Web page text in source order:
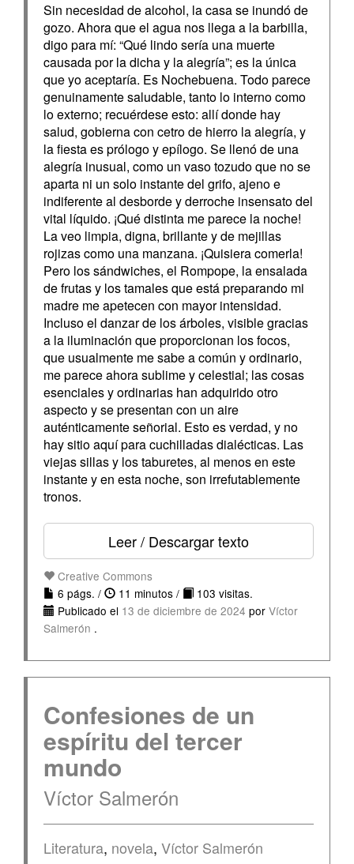
Sin necesidad de alcohol, la casa se inundó de
gozo. Ahora que el agua nos llega a la barbilla,
digo para mí: “Qué lindo sería una muerte
causada por la dicha y la alegría”; es la única
que yo aceptaría. Es Nochebuena. Todo parece
genuinamente saludable, tanto lo interno como
lo externo; recuérdese esto: allí donde hay
salud, gobierna con cetro de hierro la alegría, y
la fiesta es prólogo y epílogo. Se llenó de una
alegría inusual, como un vaso tozudo que no se
aparta ni un solo instante del grifo, ajeno e
indiferente al desborde y derroche insensato del
vital líquido. ¡Qué distinta me parece la noche!
La veo limpia, digna, brillante y de mejillas
rojizas como una manzana. ¡Quisiera comerla!
Pero los sándwiches, el Rompope, la ensalada
de frutas y los tamales que está preparando mi
madre me apetecen con mayor intensidad.
Incluso el danzar de los árboles, visible gracias
a la iluminación que proporcionan los focos,
que usualmente me sabe a común y ordinario,
me parece ahora sublime y celestial; las cosas
esenciales y ordinarias han adquirido otro
aspecto y se presentan con un aire
auténticamente señorial. Esto es verdad, y no
hay sitio aquí para cuchilladas dialécticas. Las
viejas sillas y los taburetes, al menos en este
instante y en esta noche, son irrefutablemente
tronos.
Leer / Descargar texto
Creative Commons
6 págs. /
11 minutos /
103 visitas.
Publicado el 13 de diciembre de 2024 por Víctor
Salmerón .
Confesiones de un
espíritu del tercer
mundo
Víctor Salmerón
Literatura, novela, Víctor Salmerón